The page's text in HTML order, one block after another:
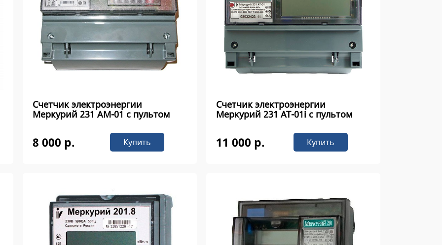
Счетчик электроэнергии
Меркурий 231 АМ-01 с пультом
8 000 р. Купить
Счетчик электроэнергии
Меркурий 231 AT-01i с пультом
11 000 р. Купить